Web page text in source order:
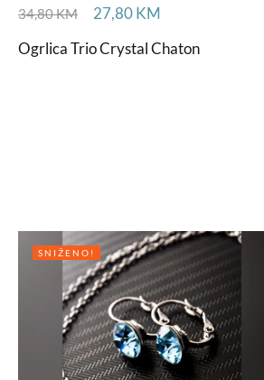
34,80KM 27,80KM
Ogrlica Trio Crystal Chaton
SNIŽENO!